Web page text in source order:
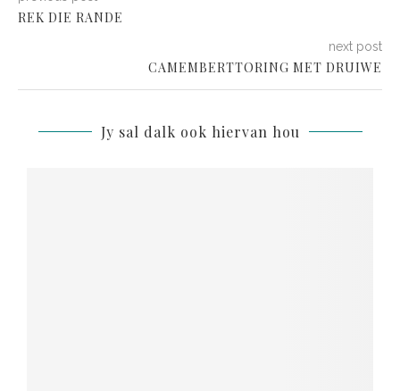
REK DIE RANDE
next post
CAMEMBERTTORING MET DRUIWE
Jy sal dalk ook hiervan hou